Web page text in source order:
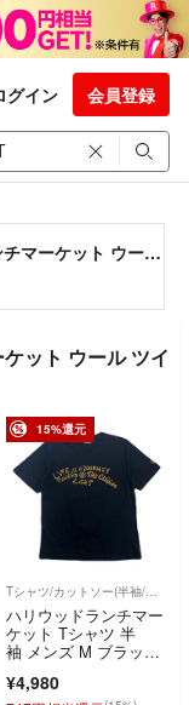
グイン 会員登録
希少サイズ XL ハリウッドランチマーケット ウール ツイード ジャケット 馬革
ット ウール ツイ
15%還元
Tシャツ/カットソー(半袖/袖なし)
ハリウッドランチマー
ケット Tシャツ 半
袖 メンズ M ブラッ
ネック 聖林公司
¥4,980